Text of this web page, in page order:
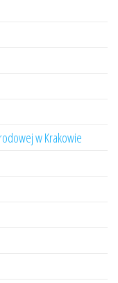
w Krakowie